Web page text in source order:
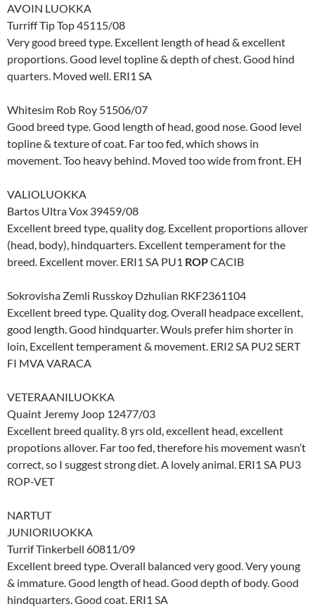
AVOIN LUOKKA
Turriff Tip Top 45115/08
Very good breed type. Excellent length of head & excellent
proportions. Good level topline & depth of chest. Good hind
quarters. Moved well. ERI1 SA
Whitesim Rob Roy 51506/07
Good breed type. Good length of head, good nose. Good level
topline & texture of coat. Far too fed, which shows in
movement. Too heavy behind. Moved too wide from front. EH
VALIOLUOKKA
Bartos Ultra Vox 39459/08
Excellent breed type, quality dog. Excellent proportions allover
(head, body), hindquarters. Excellent temperament for the
breed. Excellent mover. ERI1 SA PU1 ROPCACIB
Sokrovisha Zemli Russkoy Dzhulian RKF2361104
Excellent breed type. Quality dog. Overall headpace excellent,
good length. Good hindquarter. Wouls prefer him shorter in
loin, Excellent temperament & movement. ERI2 SA PU2 SERT
FI MVA VARACA
VETERAANILUOKKA
Quaint Jeremy Joop 12477/03
Excellent breed quality. 8 yrs old, excellent head, excellent
propotions allover. Far too fed, therefore his movement wasn’t
correct, so I suggest strong diet. A lovely animal. ERI1 SA PU3
ROP-VET
NARTUT
JUNIORIUOKKA
Turrif Tinkerbell 60811/09
Excellent breed type. Overall balanced very good. Very young
& immature. Good length of head. Good depth of body. Good
hindquarters. Good coat. ERI1 SA